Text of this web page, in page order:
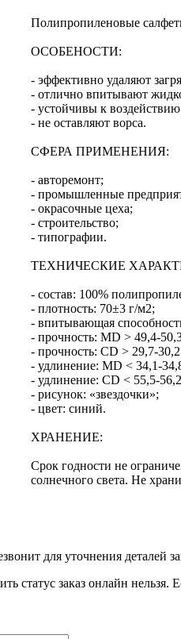
Полипропиленовые
ОСОБЕНОСТИ:
- эффективно удаляют
- отлично впитывают
- устойчивы к воздействию
- не оставляют ворса.
СФЕРА ПРИМЕНЕНИЯ:
- авторемонт;
- промышленные
- окрасочные цеха;
- строительство;
- типографии.
ТЕХНИЧЕСКИЕ
- состав: 100%
- плотность: 70±3 г/м2;
- впитывающая
- прочность: MD > 49,4-
- прочность: CD > 29,7-
- удлинение: MD < 34,1-
- удлинение: CD < 55,5-
- рисунок: «звездочки»;
- цвет: синий.
ХРАНЕНИЕ:
Срок годности не
солнечного света. Не
для уточнения деталей
статус заказ онлайн нельзя.